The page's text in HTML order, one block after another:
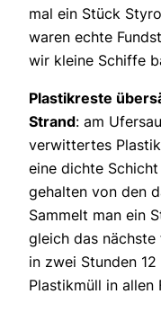
mal ein Stück
waren echte
wir kleine Schiffe
Plastikreste
Strand: am
verwittertes
eine dichte
gehalten von den
Sammelt man ein
gleich das
in zwei Stunden
Plastikmüll in allen